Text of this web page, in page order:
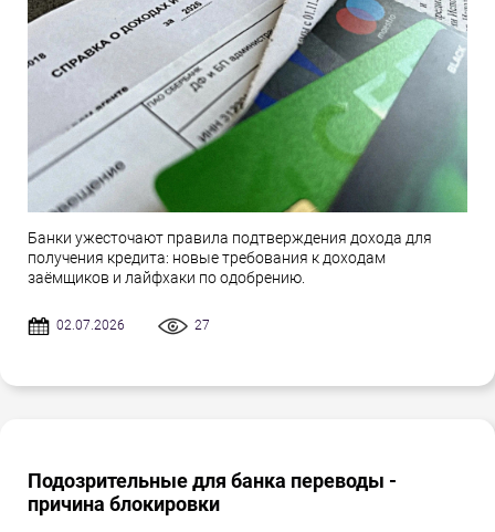
Банки ужесточают правила подтверждения дохода для
получения кредита: новые требования к доходам
заёмщиков и лайфхаки по одобрению.
02.07.2026 27
Подозрительные для банка переводы -
причина блокировки